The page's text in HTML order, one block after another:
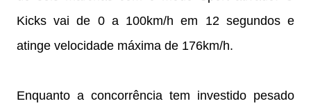
Kicks vai de 0 a 100km/h em 12 segundos e
atinge velocidade máxima de 176km/h.
Enquanto a concorrência tem investido pesado